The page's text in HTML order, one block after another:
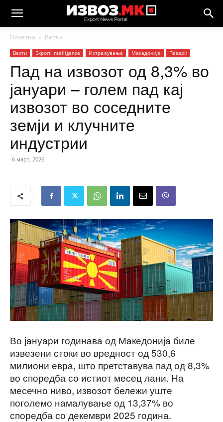
Почетна Вести
Вести Еxport Intelligence Истражувања Македонија Пазари
Пад на извозот од 8,3% во
јануари – голем пад кај
извозот во соседните
земји и клучните
индустрии
6 март, 2026
Во јануари годинава од Македонија биле
извезени стоки во вредност од 530,6
милиони евра, што претставува пад од 8,3%
во споредба со истиот месец лани. На
месечно ниво, извозот бележи уште
поголемо намалување од 13,37% во
споредба со декември 2025 година.